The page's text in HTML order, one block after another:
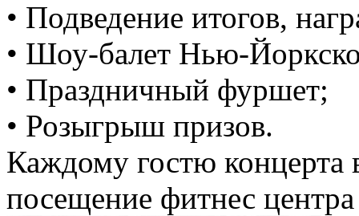
• Подведение итогов,
• Шоу-балет Нью-
• Праздничный фуршет;
• Розыгрыш призов.
Каждому гостю концерта
посещение фитнес